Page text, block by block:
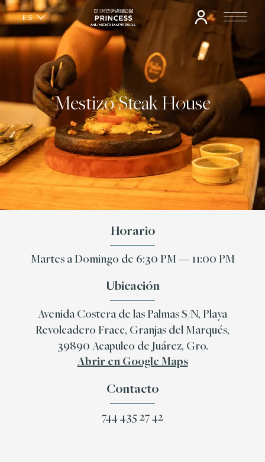
ES
Mestizo Steak House
Horario
Martes a Domingo de 6:30 PM — 11:00 PM
Ubicación
Avenida Costera de las Palmas S/N, Playa
Revolcadero Fracc, Granjas del Marqués,
39890 Acapulco de Juárez, Gro.
Abrir en Google Maps
Contacto
744 435 27 42